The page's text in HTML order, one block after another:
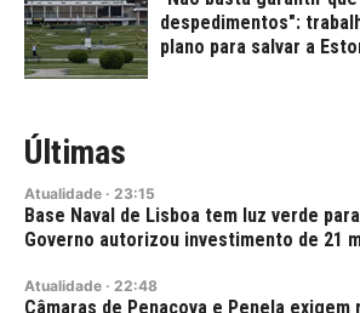
despedimentos":
plano para salvar a
Últimas
Atualidade · 23:15
Base Naval de Lisboa tem luz verde
Governo autorizou investimento de 21
Atualidade · 22:48
Câmaras de Penacova e Penela exigem